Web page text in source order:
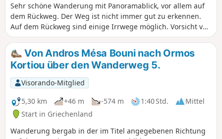
Sehr schöne Wanderung mit Panoramablick, vor allem auf
dem Rückweg. Der Weg ist nicht immer gut zu erkennen.
Auf dem Rückweg sind einige Irrwege möglich. Vorsicht vor
Geröll unterhalb des Gipfels (unterhalb des Kreuzes). Es
gibt keinen Schatten, die Hitze ist gut zu ertragen.
Von Andros Mésa Bouni nach Ormos
Kortiou über den Wanderweg 5.
Visorando-Mitglied
5,30 km
+46 m -574 m 1:40 Std.
Mittel
Start in Griechenland
Wanderung bergab in der im Titel angegebenen Richtung